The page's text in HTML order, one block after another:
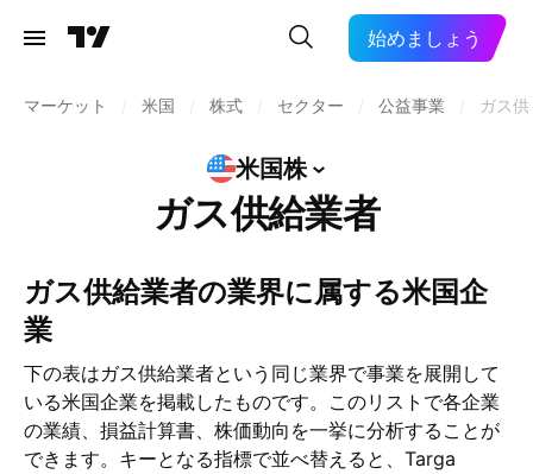
始めましょう
マーケット 米国 株式 セクター 公益事業 ガス
米国株
ガス供給業者
ガス供給業者の業界に属する米国企
業
下の表はガス供給業者という同じ業界で事業を展開して
いる米国企業を掲載したものです。このリストで各企業
の業績、損益計算書、株価動向を一挙に分析することが
できます。キーとなる指標で並べ替えると、Targa